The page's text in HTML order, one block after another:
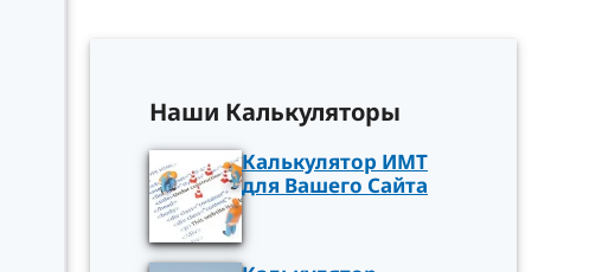
Наши Калькуляторы
Калькулятор ИМТ
для Вашего Сайта